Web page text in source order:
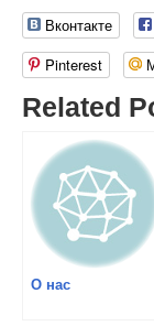
Вконтакте
Pinterest
Related
О нас